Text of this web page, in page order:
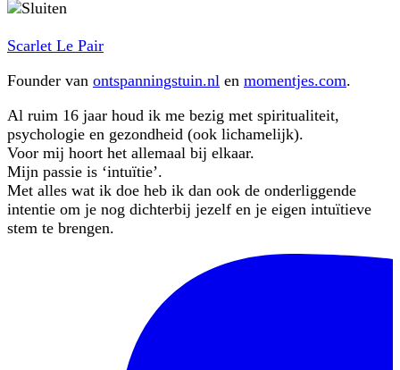
Scarlet Le Pair
Founder van ontspanningstuin.nl en momentjes.com.
Al ruim 16 jaar houd ik me bezig met spiritualiteit,
psychologie en gezondheid (ook lichamelijk).
Voor mij hoort het allemaal bij elkaar.
Mijn passie is ‘intuïtie’.
Met alles wat ik doe heb ik dan ook de onderliggende
intentie om je nog dichterbij jezelf en je eigen intuïtieve
stem te brengen.